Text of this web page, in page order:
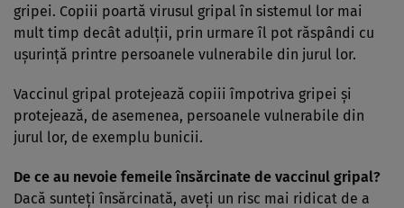
gripei. Copiii poartă virusul gripal în sistemul lor mai
mult timp decât adulţii, prin urmare îl pot răspândi cu
uşurinţă printre persoanele vulnerabile din jurul lor.
Vaccinul gripal protejează copiii împotriva gripei şi
protejează, de asemenea, persoanele vulnerabile din
jurul lor, de exemplu bunicii.
De ce au nevoie femeile însărcinate de vaccinul gripal?
Dacă sunteţi însărcinată, aveţi un risc mai ridicat de a